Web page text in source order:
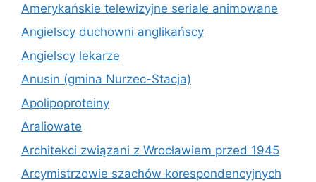
Amerykańskie telewizyjne seriale animowane
Angielscy duchowni anglikańscy
Angielscy lekarze
Anusin (gmina Nurzec-Stacja)
Apolipoproteiny
Araliowate
Architekci związani z Wrocławiem przed 1945
Arcymistrzowie szachów korespondencyjnych